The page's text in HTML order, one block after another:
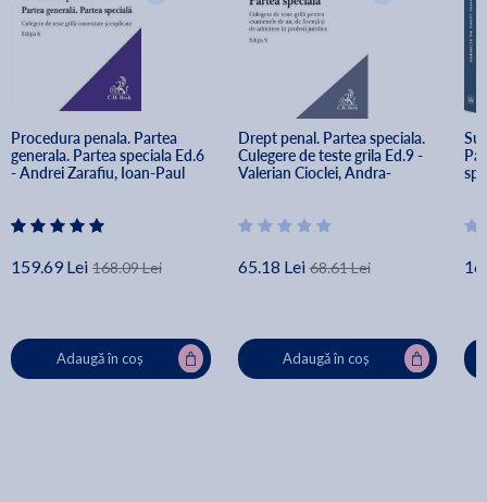
Procedura penala. Partea
generala. Partea speciala Ed.6
- Andrei Zarafiu, Ioan-Paul
159.69 Lei 168.09 Lei
Adaugă în coș
Drept penal. Partea speciala.
Culegere de teste grila Ed.9 -
Valerian Cioclei, Andra-
65.18 Lei 68.61 Lei
Adaugă în coș